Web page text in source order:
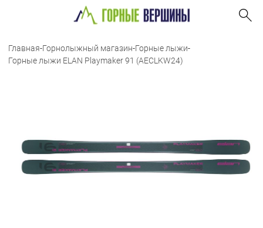
Главная-Горнолыжный магазин-Горные лыжи-
Горные лыжи ELAN Playmaker 91 (AECLKW24)